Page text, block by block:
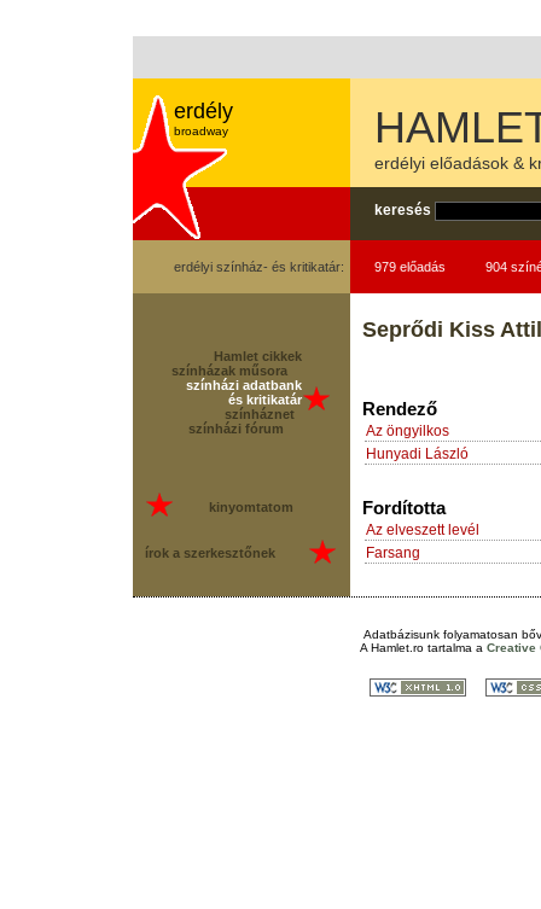
erdély
broadway
erdélyi előadások &
keresés
erdélyi színház- és kritikatár: 979 előadás 904
Seprődi Kiss
Rendező
Az öngyilkos
Hunyadi László
Fordította
Az elveszett levél
Farsang
Hamlet cikkek
színházak műsora
színházi adatbank
és kritikatár
színháznet
színházi fórum
kinyomtatom
írok a szerkesztőnek
Adatbázisunk folyamatosan
A Hamlet.ro tartalma a Creative